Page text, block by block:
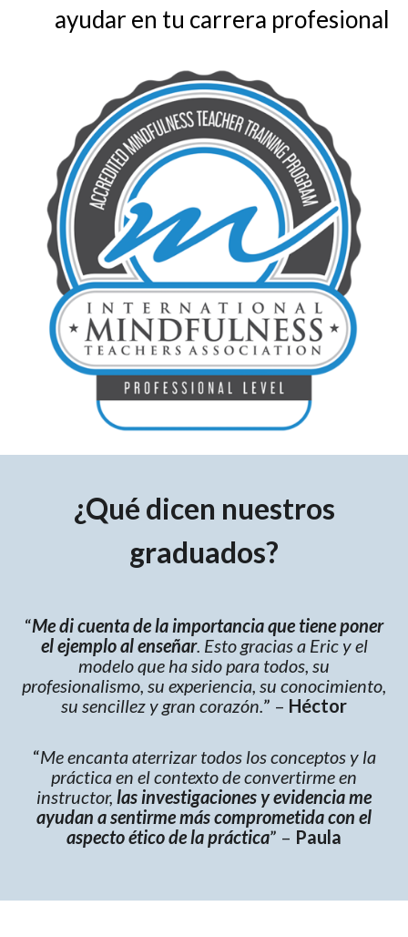
ayudar en tu carrera profesional
¿Qué dicen nuestros
graduados?
“Me di cuenta de la importancia que tiene poner
el ejemplo al enseñar. Esto gracias a Eric y el
modelo que ha sido para todos, su
profesionalismo, su experiencia, su conocimiento,
su sencillez y gran corazón. ” – Héctor
“Me encanta aterrizar todos los conceptos y la
práctica en el contexto de convertirme en
instructor, las investigaciones y evidencia me
ayudan a sentirme más comprometida con el
aspecto ético de la práctica” – Paula